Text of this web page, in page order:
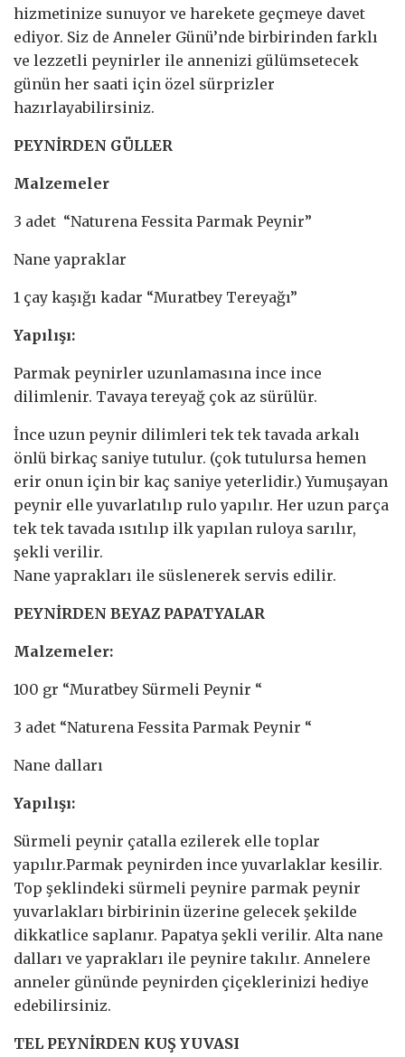
hizmetinize sunuyor ve harekete geçmeye davet
ediyor. Siz de Anneler Günü’nde birbirinden farklı
ve lezzetli peynirler ile annenizi gülümsetecek
günün her saati için özel sürprizler
hazırlayabilirsiniz.
PEYNİRDEN GÜLLER
Malzemeler
3 adet “Naturena Fessita Parmak Peynir”
Nane yapraklar
1 çay kaşığı kadar “Muratbey Tereyağı”
Yapılışı:
Parmak peynirler uzunlamasına ince ince
dilimlenir. Tavaya tereyağ çok az sürülür.
İnce uzun peynir dilimleri tek tek tavada arkalı
önlü birkaç saniye tutulur. (çok tutulursa hemen
erir onun için bir kaç saniye yeterlidir.) Yumuşayan
peynir elle yuvarlatılıp rulo yapılır. Her uzun parça
tek tek tavada ısıtılıp ilk yapılan ruloya sarılır,
şekli verilir.
Nane yaprakları ile süslenerek servis edilir.
PEYNİRDEN BEYAZ PAPATYALAR
Malzemeler:
100 gr “Muratbey Sürmeli Peynir “
3 adet “Naturena Fessita Parmak Peynir “
Nane dalları
Yapılışı:
Sürmeli peynir çatalla ezilerek elle toplar
yapılır.Parmak peynirden ince yuvarlaklar kesilir.
Top şeklindeki sürmeli peynire parmak peynir
yuvarlakları birbirinin üzerine gelecek şekilde
dikkatlice saplanır. Papatya şekli verilir. Alta nane
dalları ve yaprakları ile peynire takılır. Annelere
anneler gününde peynirden çiçeklerinizi hediye
edebilirsiniz.
TEL PEYNİRDEN KUŞ YUVASI